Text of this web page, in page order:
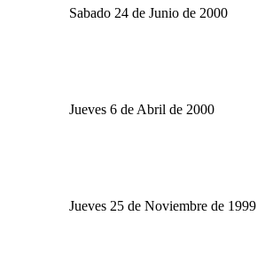
Sabado 24 de Junio de 2000
Jueves 6 de Abril de 2000
Jueves 25 de Noviembre de 1999